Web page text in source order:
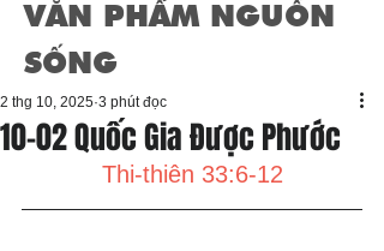
VĂN PHẨM NGUỒN
SỐNG
10-02 Quốc Gia Được Phước
2 thg 10, 2025 3 phút đọc
Thi-thiên 33:6-12